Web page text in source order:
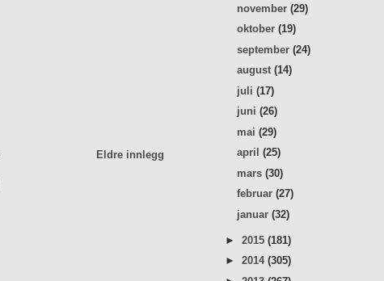
Eldre innlegg
november(29)
oktober(19)
september(24)
august(14)
juli(17)
juni(26)
mai(29)
april(25)
mars(30)
februar(27)
januar(32)
► 2015 (181)
► 2014 (305)